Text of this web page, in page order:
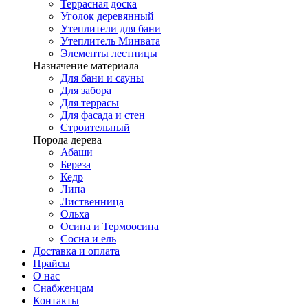
Террасная доска
Уголок деревянный
Утеплители для бани
Утеплитель Минвата
Элементы лестницы
Назначение материала
Для бани и сауны
Для забора
Для террасы
Для фасада и стен
Строительный
Порода дерева
Абаши
Береза
Кедр
Липа
Лиственница
Ольха
Осина и Термоосина
Сосна и ель
Доставка и оплата
Прайсы
О нас
Снабженцам
Контакты